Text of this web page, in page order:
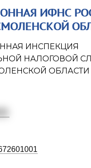
ИФНС
ИНСПЕКЦИЯ
НАЛОГОВОЙ
ОБЛАСТИ